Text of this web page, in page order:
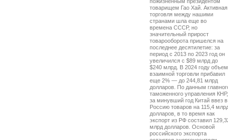
товарищем Гао Хай. Активная
торговля между нашими
странами шла еще во
времена СССР, но
значительный прирост
товарооборота пришелся на
последнее десятилетие: за
период с 2013 по 2023 год он
увеличился с $89 млрд до
$240 млрд. В 2024 году объем
взаимной торговли прибавил
еще 2% — до 244,81 млрд
долларов. По данным
таможенного управления КНР,
за минувший год Китай ввез в
Россию товаров на 115,4
долларов, в то время как
экспорт из РФ составил
млрд долларов. Основой
российского экспорта